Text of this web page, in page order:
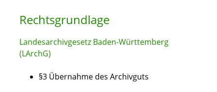
Rechtsgrundlage
Landesarchivgesetz Baden-Württemberg
(LArchG)
§3 Übernahme des Archivguts